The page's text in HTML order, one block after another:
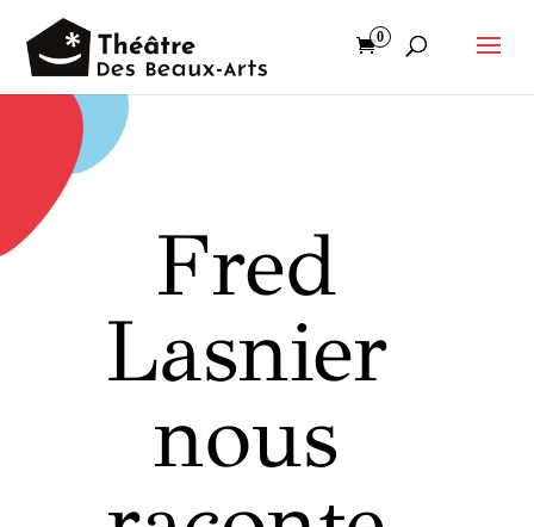
0
Fred
Lasnier
nous